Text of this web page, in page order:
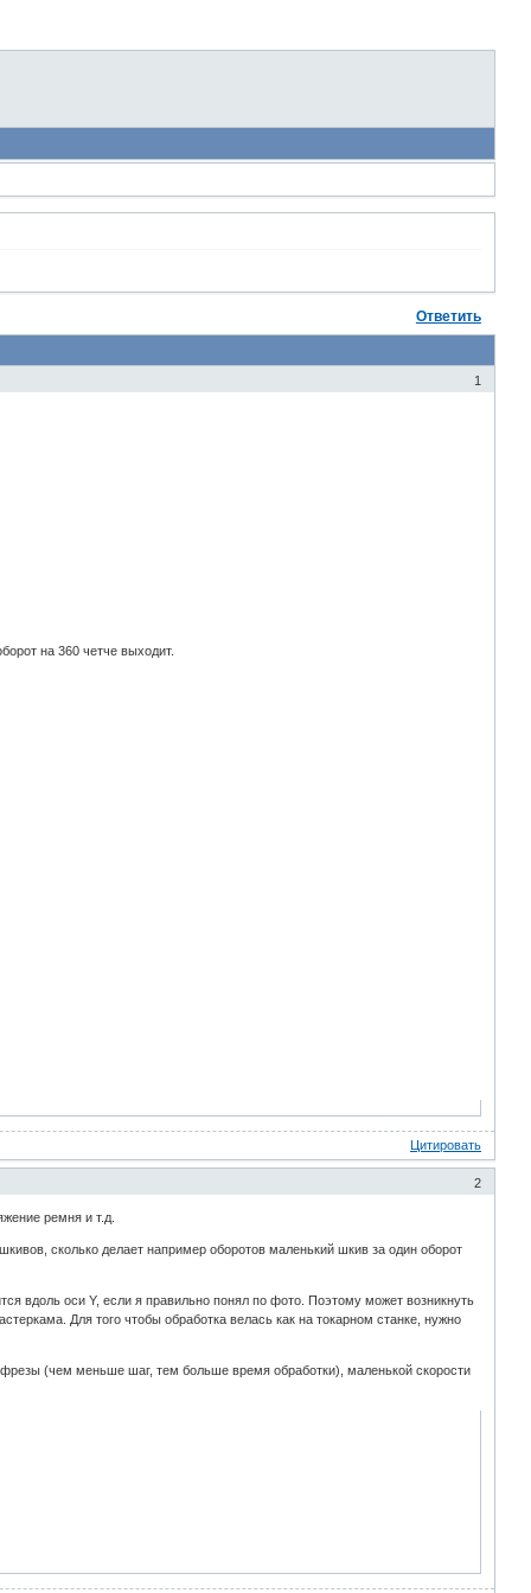
Ответить
1
на 360 четче выходит.
Цитировать
2
ремня и т.д.
сколько делает например оборотов маленький шкив за один оборот
вдоль оси Y, если я правильно понял по фото. Поэтому может возникнуть
Для того чтобы обработка велась как на токарном станке, нужно
фрезы (чем меньше шаг, тем больше время обработки), маленькой скорости